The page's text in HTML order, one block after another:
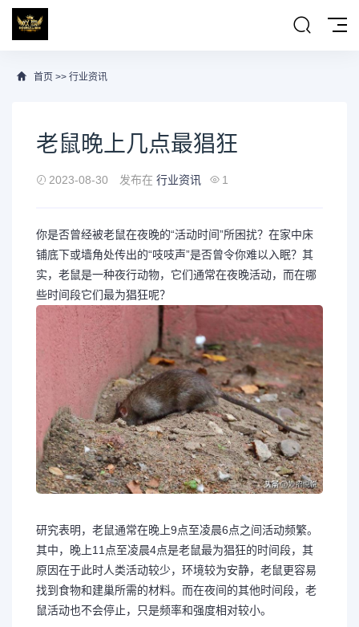
首页 >> 行业资讯
老鼠晚上几点最猖狂
2023-08-30 发布在 行业资讯 1
你是否曾经被老鼠在夜晚的“活动时间”所困扰？在家中床
铺底下或墙角处传出的“吱吱声”是否曾令你难以入眠？其
实，老鼠是一种夜行动物，它们通常在夜晚活动，而在哪
些时间段它们最为猖狂呢？
研究表明，老鼠通常在晚上9点至凌晨6点之间活动频繁。
其中，晚上11点至凌晨4点是老鼠最为猖狂的时间段，其
原因在于此时人类活动较少，环境较为安静，老鼠更容易
找到食物和建巢所需的材料。而在夜间的其他时间段，老
鼠活动也不会停止，只是频率和强度相对较小。